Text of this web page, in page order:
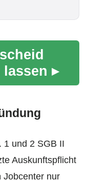
▸
1 und 2 SGB II
Auskunftspflicht
Jobcenter nur